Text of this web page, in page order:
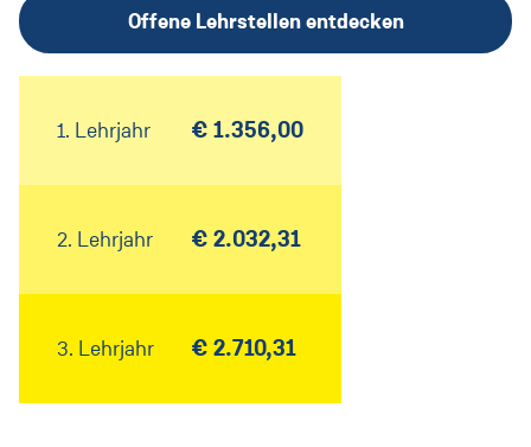
Direkteinstieg
Unsere Bereiche
Jobprofile
Blog
Kontakt
Offene Lehrstellen entdecken
1. Lehrjahr € 1.356,00
2. Lehrjahr € 2.032,31
3. Lehrjahr € 2.710,31